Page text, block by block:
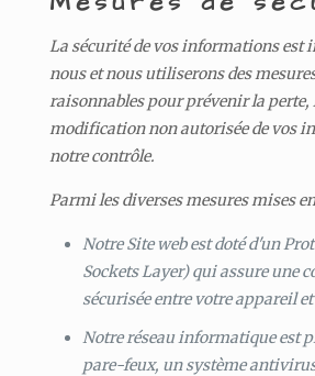
La sécurité de vos informations est
nous et nous utiliserons des
raisonnables pour prévenir la perte,
modification non autorisée de vos
notre contrôle.
Parmi les diverses mesures mises
Notre Site web est doté d'un
Sockets Layer) qui assure une
sécurisée entre votre appareil
Notre réseau informatique est
pare-feux, un système